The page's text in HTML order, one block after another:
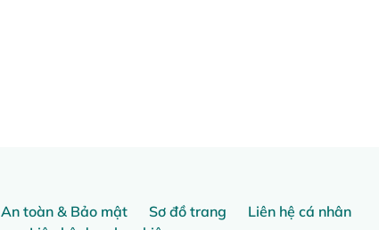
An toàn & Bảo mật Sơ đồ trang
Liên hệ cá nhân